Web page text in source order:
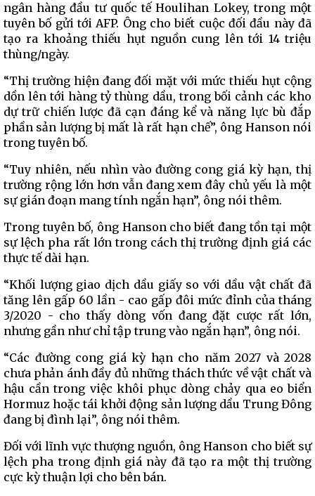
ngân hàng đầu tư quốc tế Houlihan Lokey, trong một
tuyên bố gửi tới AFP. Ông cho biết cuộc đối đầu này đã
tạo ra khoảng thiếu hụt nguồn cung lên tới 14 triệu
thùng/ngày.
“Thị trường hiện đang đối mặt với mức thiếu hụt cộng
dồn lên tới hàng tỷ thùng dầu, trong bối cảnh các kho
dự trữ chiến lược đã cạn đáng kể và năng lực bù đắp
phần sản lượng bị mất là rất hạn chế”, ông Hanson nói
trong tuyên bố.
“Tuy nhiên, nếu nhìn vào đường cong giá kỳ hạn, thị
trường rộng lớn hơn vẫn đang xem đây chủ yếu là một
sự gián đoạn mang tính ngắn hạn”, ông nói thêm.
Trong tuyên bố, ông Hanson cho biết đang tồn tại một
sự lệch pha rất lớn trong cách thị trường định giá các
thực tế dài hạn.
“Khối lượng giao dịch dầu giấy so với dầu vật chất đã
tăng lên gấp 60 lần - cao gấp đôi mức đỉnh của tháng
3/2020 - cho thấy dòng vốn đang đặt cược rất lớn,
nhưng gần như chỉ tập trung vào ngắn hạn”, ông nói.
“Các đường cong giá kỳ hạn cho năm 2027 và 2028
chưa phản ánh đầy đủ những thách thức về vật chất và
hậu cần trong việc khôi phục dòng chảy qua eo biển
Hormuz hoặc tái khởi động sản lượng dầu Trung Đông
đang bị đình lại”, ông nói thêm.
Đối với lĩnh vực thượng nguồn, ông Hanson cho biết sự
lệch pha trong định giá này đã tạo ra một thị trường
cực kỳ thuận lợi cho bên bán.